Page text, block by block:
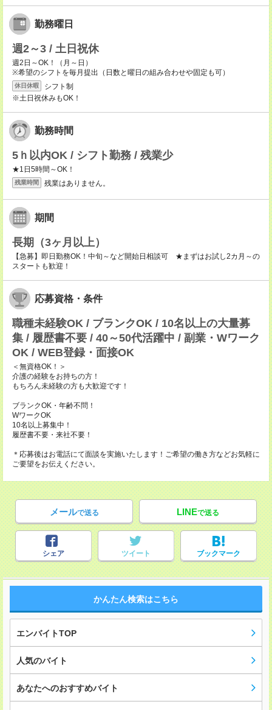
勤務曜日
週2～3 / 土日祝休
週2日～OK！（月～日）
※希望のシフトを毎月提出（日数と曜日の組み合わせや固定も可）
休日休暇
シフト制
※土日祝休みもOK！
勤務時間
5ｈ以内OK / シフト勤務 / 残業少
★1日5時間～OK！
残業時間 残業はありません。
期間
長期（3ヶ月以上）
【急募】即日勤務OK！中旬～など開始日相談可 ★まずはお試し2カ月～の
スタートも歓迎！
応募資格・条件
職種未経験OK / ブランクOK / 10名以上の大量募
集 / 履歴書不要 / 40～50代活躍中 / 副業・Wワーク
OK / WEB登録・面接OK
＜無資格OK！＞
介護の経験をお持ちの方！
もちろん未経験の方も大歓迎です！
ブランクOK・年齢不問！
WワークOK
10名以上募集中！
履歴書不要・来社不要！
＊応募後はお電話にて面談を実施いたします！ご希望の働き方などお気軽に
ご要望をお伝えください。
メールで送る LINEで送る
シェア ツイート ブックマーク
かんたん検索はこちら
エンバイトTOP
人気のバイト
あなたへのおすすめバイト